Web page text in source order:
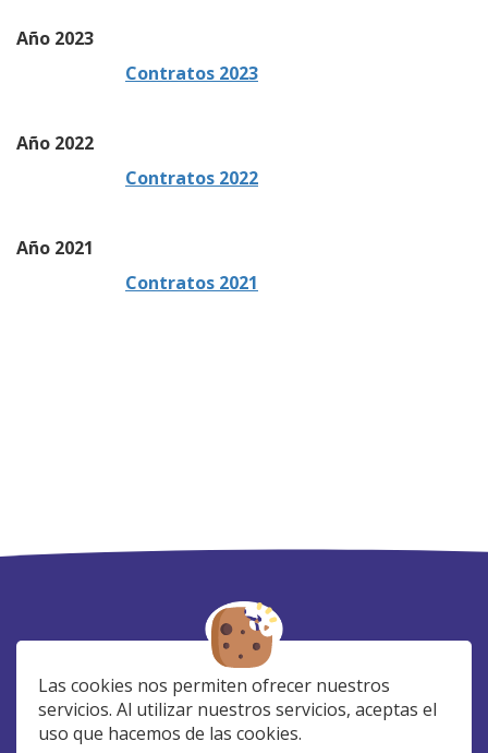
Las cookies nos permiten ofrecer nuestros
servicios. Al utilizar nuestros servicios, aceptas el
uso que hacemos de las cookies.
Año 2023
Contratos 2023
Año 2022
Contratos 2022
Año 2021
Contratos 2021
SÍGUENOS EN: